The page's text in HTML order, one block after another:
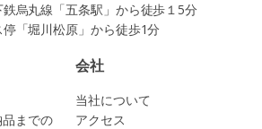
鉄烏丸線「五条駅」から徒歩１5分
停「堀川松原」から徒歩1分
までの
会社
当社について
アクセス